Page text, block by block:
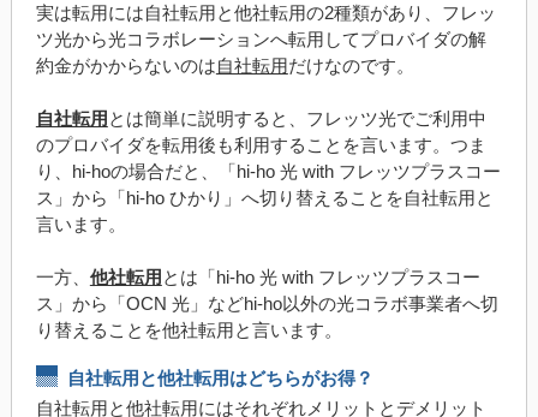
実は転用には自社転用と他社転用の2種類があり、フレッ
ツ光から光コラボレーションへ転用してプロバイダの解
約金がかからないのは自社転用だけなのです。
自社転用 とは簡単に説明すると、フレッツ光でご利用中
のプロバイダを転用後も利用することを言います。つま
り、hi-hoの場合だと、「hi-ho 光 with フレッツプラスコー
ス」から「hi-ho ひかり」へ切り替えることを自社転用と
言います。
一方、 他社転用 とは「hi-ho 光 with フレッツプラスコー
ス」から「OCN 光」などhi-ho以外の光コラボ事業者へ切
り替えることを他社転用と言います。
自社転用と他社転用はどちらがお得？
自社転用と他社転用にはそれぞれメリットとデメリット